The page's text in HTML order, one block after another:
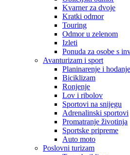
Kvarner za dvoje
Kratki odmor
Touring
Odmor u zelenom
Izleti
Ponuda za osobe s
Avanturizam i sport
Planinarenje i hodanje
Biciklizam
Ronjenje
Lov i ribolov
Sportovi na snijegu
Adrenalinski sportovi
Promatranje životinja
Sportske pripreme
Auto moto
Poslovni turizam